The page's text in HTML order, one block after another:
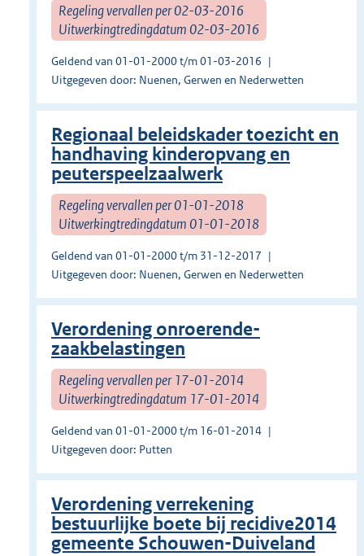
Regeling vervallen per 02-03-2016
Uitwerkingtredingdatum 02-03-2016
Geldend van 01-01-2000 t/m 01-03-2016
Uitgegeven door: Nuenen, Gerwen en Nederwetten
Regionaal beleidskader toezicht en
handhaving kinderopvang en
peuterspeelzaalwerk
Regeling vervallen per 01-01-2018
Uitwerkingtredingdatum 01-01-2018
Geldend van 01-01-2000 t/m 31-12-2017
Uitgegeven door: Nuenen, Gerwen en Nederwetten
Verordening onroerende-
zaakbelastingen
Regeling vervallen per 17-01-2014
Uitwerkingtredingdatum 17-01-2014
Geldend van 01-01-2000 t/m 16-01-2014
Uitgegeven door: Putten
Verordening verrekening
bestuurlijke boete bij recidive2014
gemeente Schouwen-Duiveland